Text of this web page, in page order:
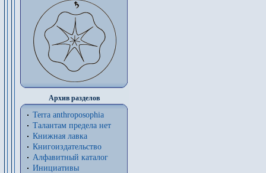
Архив разделов
Terra anthroposophia
Талантам предела нет
Книжная лавка
Книгоиздательство
Алфавитный каталог
Инициативы